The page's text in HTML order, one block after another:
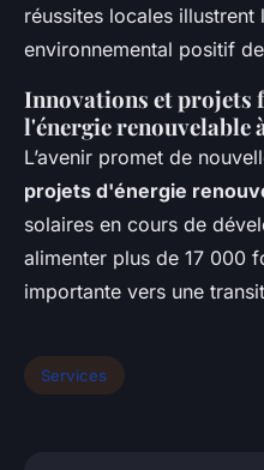
réussites locales
environnemental positif
Innovations et projets
l'énergie renouvelable
L’avenir promet de
projets d'énergie
solaires en cours de
alimenter plus de 17 000
importante vers une
Services